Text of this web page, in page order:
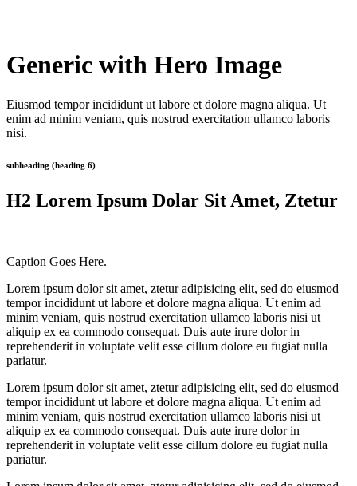
Generic with Hero Image
Eiusmod tempor incididunt ut labore et dolore magna aliqua. Ut
enim ad minim veniam, quis nostrud exercitation ullamco laboris
nisi.
subheading (heading 6)
H2 Lorem Ipsum Dolar Sit Amet, Ztetur
Caption Goes Here.
Lorem ipsum dolor sit amet, ztetur adipisicing elit, sed do eiusmod
tempor incididunt ut labore et dolore magna aliqua. Ut enim ad
minim veniam, quis nostrud exercitation ullamco laboris nisi ut
aliquip ex ea commodo consequat. Duis aute irure dolor in
reprehenderit in voluptate velit esse cillum dolore eu fugiat nulla
pariatur.
Lorem ipsum dolor sit amet, ztetur adipisicing elit, sed do eiusmod
tempor incididunt ut labore et dolore magna aliqua. Ut enim ad
minim veniam, quis nostrud exercitation ullamco laboris nisi ut
aliquip ex ea commodo consequat. Duis aute irure dolor in
reprehenderit in voluptate velit esse cillum dolore eu fugiat nulla
pariatur.